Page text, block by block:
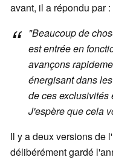
avant, il a répondu par :
"Beaucoup de
est entrée en
avançons
énergisant dans
de ces exclusivités
J'espère que cela
Il y a deux versions de
délibérément gardé